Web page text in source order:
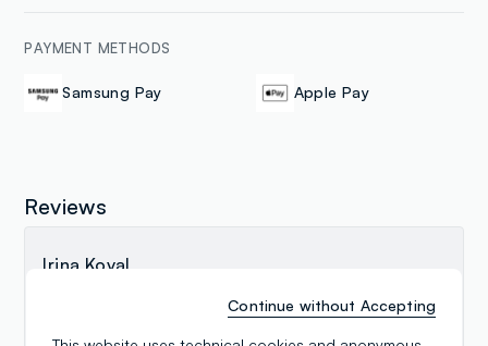
PAYMENT METHODS
Samsung Pay Apple Pay
Reviews
Irina Koval
Continue without Accepting